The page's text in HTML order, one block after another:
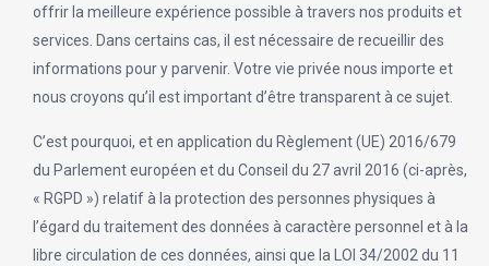
offrir la meilleure expérience possible à travers nos produits et
services. Dans certains cas, il est nécessaire de recueillir des
informations pour y parvenir. Votre vie privée nous importe et
nous croyons qu’il est important d’être transparent à ce sujet.
C’est pourquoi, et en application du Règlement (UE) 2016/679
du Parlement européen et du Conseil du 27 avril 2016 (ci-après,
« RGPD ») relatif à la protection des personnes physiques à
l’égard du traitement des données à caractère personnel et à la
libre circulation de ces données, ainsi que la LOI 34/2002 du 11